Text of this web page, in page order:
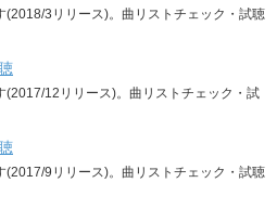
3リリース)。曲リストチェック・試聴
12リリース)。曲リストチェック・試
9リリース)。曲リストチェック・試聴